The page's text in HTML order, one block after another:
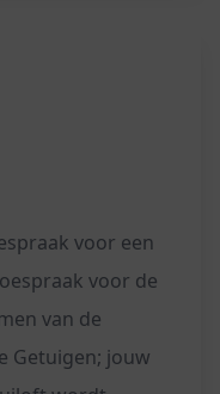
voor een
voor de
van de
Getuigen; jouw